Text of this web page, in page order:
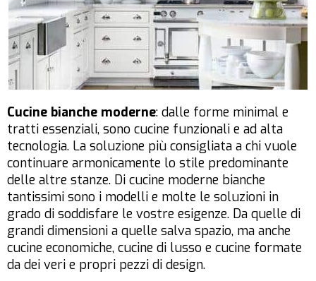
Cucine bianche moderne: dalle forme minimal e
tratti essenziali, sono cucine funzionali e ad alta
tecnologia. La soluzione più consigliata a chi vuole
continuare armonicamente lo stile predominante
delle altre stanze. Di cucine moderne bianche
tantissimi sono i modelli e molte le soluzioni in
grado di soddisfare le vostre esigenze. Da quelle di
grandi dimensioni a quelle salva spazio, ma anche
cucine economiche, cucine di lusso e cucine formate
da dei veri e propri pezzi di design.